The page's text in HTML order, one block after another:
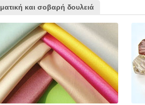
και σοβαρή δουλειά